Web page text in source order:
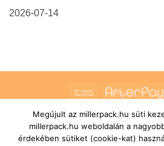
2026-07-14
Bank
RÓLUNK
ÁLTALÁNOS
SZÁLLÍTÁSI ÉS FIZETÉSI
IMPRESSZUM
KAPCSOLAT
FELIRATKOZÁS
Megújult az millerpack.hu süti
millerpack.hu weboldalán a
érdekében sütiket (cookie-kat)